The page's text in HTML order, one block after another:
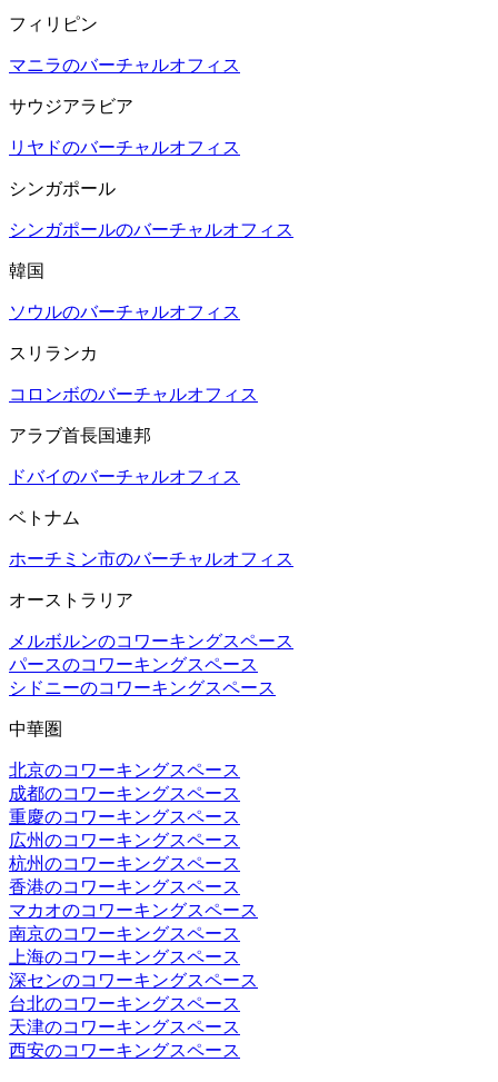
フィリピン
マニラのバーチャルオフィス
サウジアラビア
リヤドのバーチャルオフィス
シンガポール
シンガポールのバーチャルオフィス
韓国
ソウルのバーチャルオフィス
スリランカ
コロンボのバーチャルオフィス
アラブ首長国連邦
ドバイのバーチャルオフィス
ベトナム
ホーチミン市のバーチャルオフィス
オーストラリア
メルボルンのコワーキングスペース
パースのコワーキングスペース
シドニーのコワーキングスペース
中華圏
北京のコワーキングスペース
成都のコワーキングスペース
重慶のコワーキングスペース
広州のコワーキングスペース
杭州のコワーキングスペース
香港のコワーキングスペース
マカオのコワーキングスペース
南京のコワーキングスペース
上海のコワーキングスペース
深センのコワーキングスペース
台北のコワーキングスペース
天津のコワーキングスペース
西安のコワーキングスペース